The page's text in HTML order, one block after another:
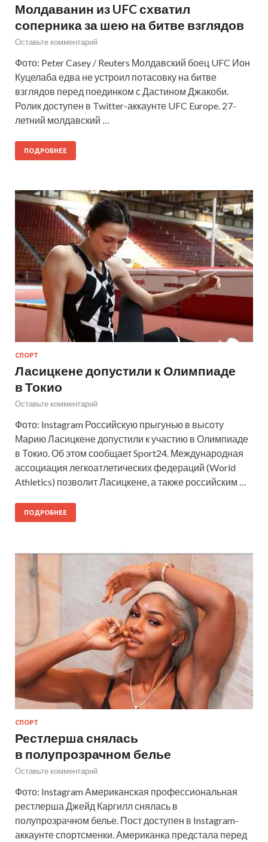
Молдаванин из UFC схватил
соперника за шею на битве взглядов
Оставьте комментарий
Фото: Peter Casey / Reuters Молдавский боец UFC Ион
Куцелаба едва не устроил потасовку на битве
взглядов перед поединком с Дастином Джакоби.
Ролик доступен в Twitter-аккаунте UFC Europe. 27-
летний молдавский …
ПОДРОБНЕЕ
СПОРТ
Ласицкене допустили к Олимпиаде
в Токио
Оставьте комментарий
Фото: Instagram Российскую прыгунью в высоту
Марию Ласицкене допустили к участию в Олимпиаде
в Токио. Об этом сообщает Sport24. Международная
ассоциация легкоатлетических федераций (World
Athletics) позволит Ласицкене, а также российским …
ПОДРОБНЕЕ
СПОРТ
Рестлерша снялась
в полупрозрачном белье
Оставьте комментарий
Фото: Instagram Американская профессиональная
рестлерша Джейд Каргилл снялась в
полупрозрачном белье. Пост доступен в Instagram-
аккаунте спортсменки. Американка предстала перед